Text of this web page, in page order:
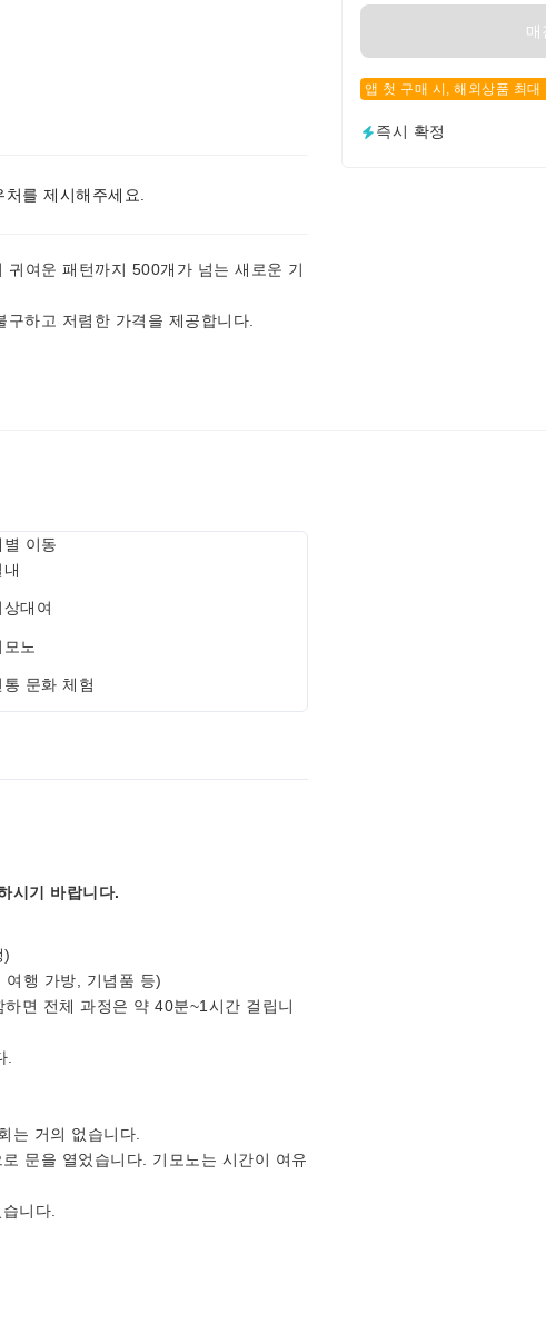
를 제시해주세요.
여운 패턴까지 500개가 넘는 새로운 기
하고 저렴한 가격을 제공합니다.
매
앱 첫 구매 시, 해외상품 최
즉시 확정
별 이동
내
상대여
모노
통 문화 체험
시기 바랍니다.
)
행 가방, 기념품 등)
면 전체 과정은 약 40분~1시간 걸립니
.
는 거의 없습니다.
문을 열었습니다. 기모노는 시간이 여유
니다.